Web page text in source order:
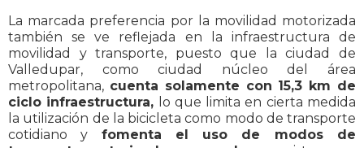
La marcada preferencia por la movilidad motorizada
también se ve reflejada en la infraestructura de
movilidad y transporte, puesto que la ciudad de
Valledupar, como ciudad núcleo del área
metropolitana, cuenta solamente con 15,3 km de
ciclo infraestructura, lo que limita en cierta medida
la utilización de la bicicleta como modo de transporte
cotidiano y fomenta el uso de modos de